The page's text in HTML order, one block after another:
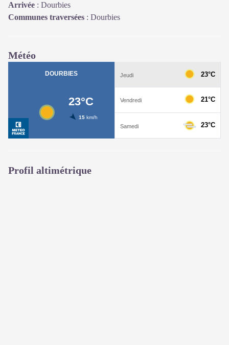
Arrivée : Dourbies
Communes traversées : Dourbies
Météo
Profil altimétrique